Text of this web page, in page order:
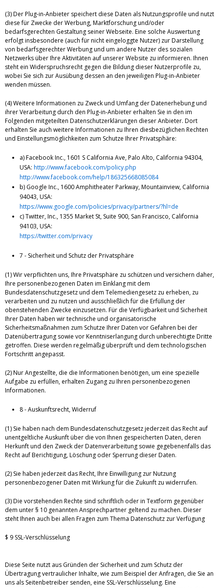
(3) Der Plug-in-Anbieter speichert diese Daten als Nutzungsprofile und nutzt
diese für Zwecke der Werbung, Marktforschung und/oder
bedarfsgerechten Gestaltung seiner Webseite. Eine solche Auswertung
erfolgt insbesondere (auch für nicht eingeloggte Nutzer) zur Darstellung
von bedarfsgerechter Werbung und um andere Nutzer des sozialen
Netzwerks über Ihre Aktivitäten auf unserer Website zu informieren. Ihnen
steht ein Widerspruchsrecht gegen die Bildung dieser Nutzerprofile zu,
wobei Sie sich zur Ausübung dessen an den jeweiligen Plug-in-Anbieter
wenden müssen.
(4) Weitere Informationen zu Zweck und Umfang der Datenerhebung und
ihrer Verarbeitung durch den Plug-in-Anbieter erhalten Sie in den im
Folgenden mitgeteilten Datenschutzerklärungen dieser Anbieter. Dort
erhalten Sie auch weitere Informationen zu Ihren diesbezüglichen Rechten
und Einstellungsmöglichkeiten zum Schutze Ihrer Privatsphäre:
a) Facebook Inc., 1601 S California Ave, Palo Alto, California 94304,
USA: http://www.facebook.com/policy.php
http://www.facebook.com/help/186325668085084
b) Google Inc., 1600 Amphitheater Parkway, Mountainview, California
94043, USA:
https://www.google.com/policies/privacy/partners/?hl=de
c) Twitter, Inc., 1355 Market St, Suite 900, San Francisco, California
94103, USA:
https://twitter.com/privacy
7 - Sicherheit und Schutz der Privatsphäre
(1) Wir verpflichten uns, Ihre Privatsphäre zu schützen und versichern daher,
Ihre personenbezogenen Daten im Einklang mit dem
Bundesdatenschutzgesetz und dem Telemediengesetz zu erheben, zu
verarbeiten und zu nutzen und ausschließlich für die Erfüllung der
obenstehenden Zwecke einzusetzen. Für die Verfügbarkeit und Sicherheit
Ihrer Daten haben wir technische und organisatorische
Sicherheitsmaßnahmen zum Schutze Ihrer Daten vor Gefahren bei der
Datenübertragung sowie vor Kenntniserlangung durch unberechtigte Dritte
getroffen. Diese werden regelmäßig überprüft und dem technologischen
Fortschritt angepasst.
(2) Nur Angestellte, die die Informationen benötigen, um eine spezielle
Aufgabe zu erfüllen, erhalten Zugang zu Ihren personenbezogenen
Informationen.
8 - Auskunftsrecht, Widerruf
(1) Sie haben nach dem Bundesdatenschutzgesetz jederzeit das Recht auf
unentgeltliche Auskunft über die von Ihnen gespeicherten Daten, deren
Herkunft und den Zweck der Datenverarbeitung sowie gegebenenfalls das
Recht auf Berichtigung, Löschung oder Sperrung dieser Daten.
(2) Sie haben jederzeit das Recht, Ihre Einwilligung zur Nutzung
personenbezogener Daten mit Wirkung für die Zukunft zu widerrufen.
(3) Die vorstehenden Rechte sind schriftlich oder in Textform gegenüber
dem unter § 10 genannten Ansprechpartner geltend zu machen. Dieser
steht Ihnen auch bei allen Fragen zum Thema Datenschutz zur Verfügung
$ 9 SSL-Verschlüsselung
Diese Seite nutzt aus Gründen der Sicherheit und zum Schutz der
Übertragung vertraulicher Inhalte, wie zum Beispiel der Anfragen, die Sie an
uns als Seitenbetreiber senden, eine SSL-Verschlüsselung. Eine